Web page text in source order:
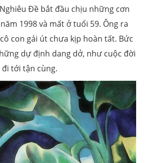
Đề bắt đầu chịu những cơn
1998 và mất ở tuổi 59. Ông ra
con gái út chưa kịp hoàn tất. Bức
dự định dang dở, như cuộc đời
tới tận cùng.